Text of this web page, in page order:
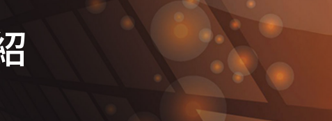
組態盤點系統
核系統